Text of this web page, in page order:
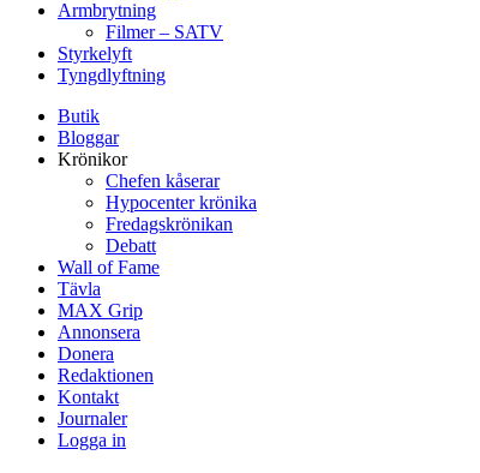
Armbrytning
Filmer – SATV
Styrkelyft
Tyngdlyftning
Butik
Bloggar
Krönikor
Chefen kåserar
Hypocenter krönika
Fredagskrönikan
Debatt
Wall of Fame
Tävla
MAX Grip
Annonsera
Donera
Redaktionen
Kontakt
Journaler
Logga in